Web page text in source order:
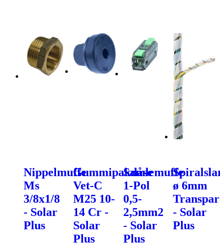
Nippelmuffe
Ms
3/8x1/8
- Solar
Plus
Gummipakdåse
Vet-C
M25 10-
14 Cr -
Solar
Plus
Samlemuffe
1-Pol
0,5-
2,5mm2
- Solar
Plus
ø 6mm
- Solar
Plus